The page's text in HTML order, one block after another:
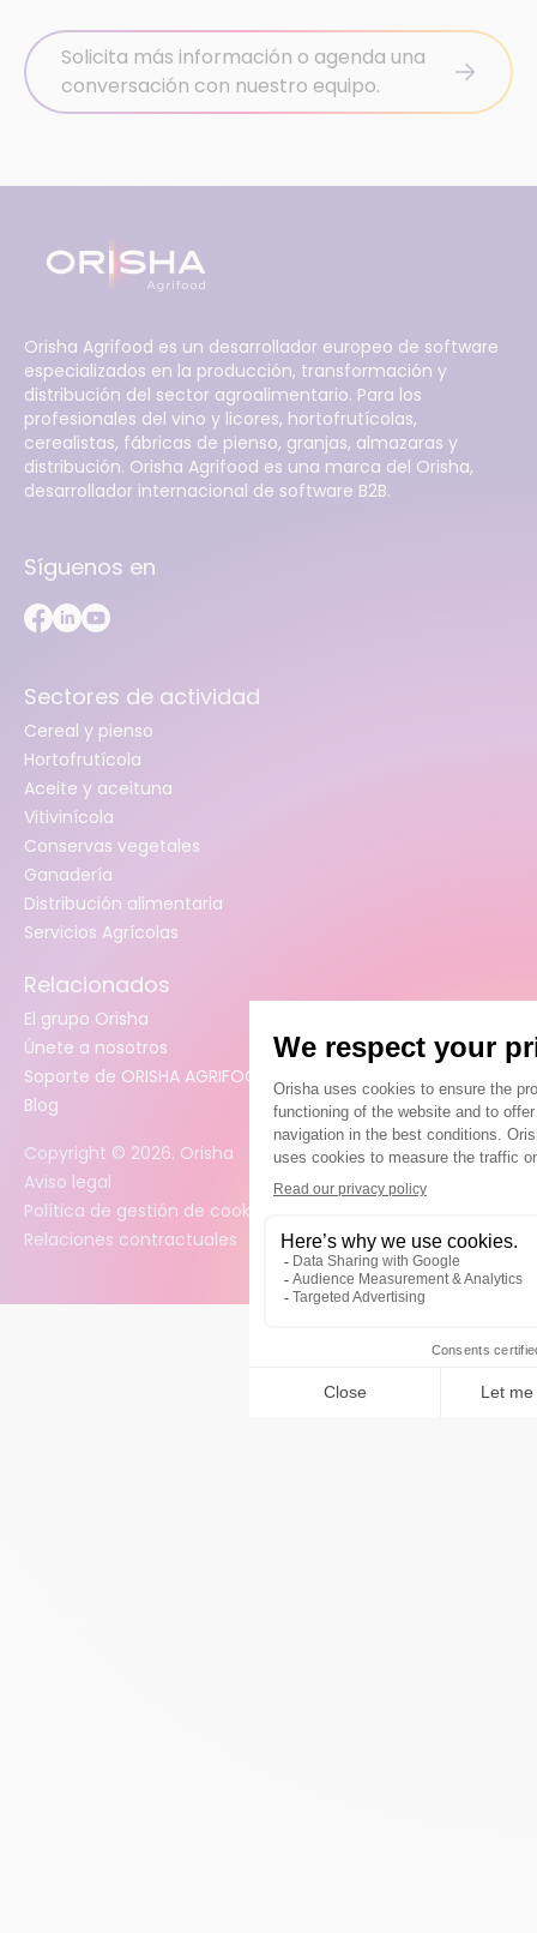
Solicita más información o agenda una
conversación con nuestro equipo.
Orisha Agrifood es un desarrollador europeo de software
especializados en la producción, transformación y
distribución del sector agroalimentario. Para los
profesionales del vino y licores, hortofrutícolas,
cerealistas, fábricas de pienso, granjas, almazaras y
distribución. Orisha Agrifood es una marca del Orisha,
desarrollador internacional de software B2B.
Síguenos en
Sectores de actividad
Cereal y pienso
Hortofrutícola
Aceite y aceituna
Vitivinícola
Conservas vegetales
Ganadería
Distribución alimentaria
Servicios Agrícolas
Relacionados
El grupo Orisha
Únete a nosotros
Soporte de ORISHA AGRIFOOD (Jira)
Blog
Copyright © 2026. Orisha
Aviso legal
Política de gestión de cookies
Relaciones contractuales